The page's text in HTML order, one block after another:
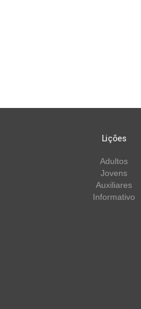
Lições
Adultos
Jovens
Auxiliares
Informativo